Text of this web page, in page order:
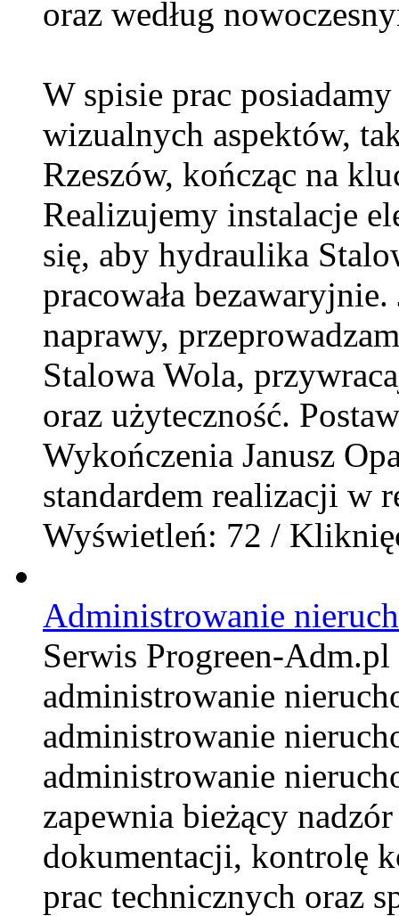
oraz według
W spisie prac
wizualnych aspektów,
Rzeszów, kończąc na
Realizujemy instalacje
się, aby hydraulika
pracowała
naprawy,
Stalowa Wola,
oraz użyteczność.
Wykończenia Janusz
standardem realizacji w
Wyświetleń: 72 /
Administrowanie
Serwis Progreen-
administrowanie
administrowanie
administrowanie
zapewnia bieżący
dokumentacji, kontrolę
prac technicznych oraz